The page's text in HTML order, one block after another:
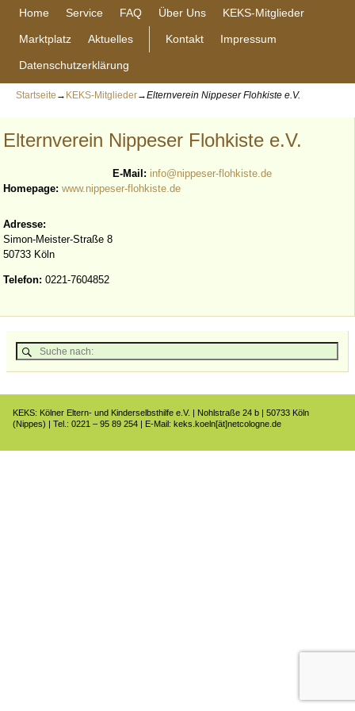
Home Service FAQ Über Uns KEKS-Mitglieder
Marktplatz Aktuelles Kontakt Impressum
Datenschutzerklärung
Startseite → KEKS-Mitglieder→Elternverein Nippeser Flohkiste e.V.
Elternverein Nippeser Flohkiste e.V.
E-Mail: info@nippeser-flohkiste.de
Homepage: www.nippeser-flohkiste.de
Adresse:
Simon-Meister-Straße 8
50733 Köln
Telefon: 0221-7604852
KEKS: Kölner Eltern- und Kinderselbsthilfe e.V. | Nohlstraße 24 b | 50733 Köln
(Nippes) | Tel.: 0221 – 95 89 254 | E-Mail: keks.koeln[ät]netcologne.de